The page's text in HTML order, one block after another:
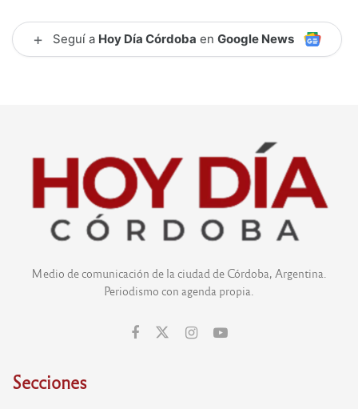
+ Seguí a Hoy Día Córdoba en Google News
Medio de comunicación de la ciudad de Córdoba, Argentina.
Periodismo con agenda propia.
Secciones